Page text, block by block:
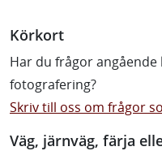
Körkort
Har du frågor
fotografering?
Skriv till oss om frågor
Väg, järnväg, färja